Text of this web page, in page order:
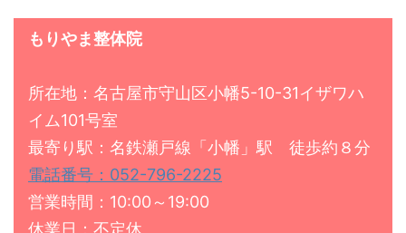
もりやま整体院
所在地：名古屋市守山区小幡5-10-31イザワハ
イム101号室
最寄り駅：名鉄瀬戸線「小幡」駅 徒歩約８分
電話番号：052-796-2225
営業時間：10:00～19:00
休業日：不定休